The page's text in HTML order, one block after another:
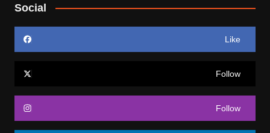
Social
Like
Follow
Follow